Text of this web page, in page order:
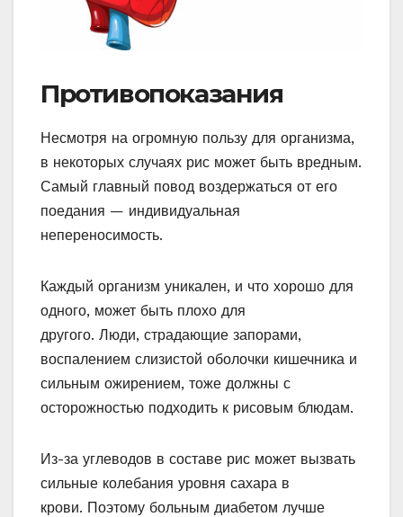
Противопоказания
Несмотря на огромную пользу для организма,
в некоторых случаях рис может быть вредным.
Самый главный повод воздержаться от его
поедания — индивидуальная
непереносимость.
Каждый организм уникален, и что хорошо для
одного, может быть плохо для
другого. Люди, страдающие запорами,
воспалением слизистой оболочки кишечника и
сильным ожирением, тоже должны с
осторожностью подходить к рисовым блюдам.
Из-за углеводов в составе рис может вызвать
сильные колебания уровня сахара в
крови. Поэтому больным диабетом лучше